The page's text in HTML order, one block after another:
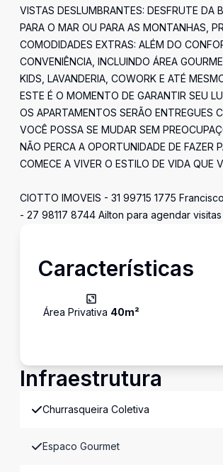
VISTAS DESLUMBRANTES: DESFRUTE DA
PARA O MAR OU PARA AS MONTANHAS,
COMODIDADES EXTRAS: ALÉM DO
CONVENIÊNCIA, INCLUINDO ÁREA
KIDS, LAVANDERIA, COWORK E ATÉ
ESTE É O MOMENTO DE GARANTIR SEU
OS APARTAMENTOS SERÃO ENTREGUES
VOCÊ POSSA SE MUDAR SEM
NÃO PERCA A OPORTUNIDADE DE FAZER
COMECE A VIVER O ESTILO DE VIDA QUE
CIOTTO IMOVEIS - 31 99715 1775
- 27 98117 8744 Ailton para agendar visitas
Características
Área Privativa 40m²
Infraestrutura
Churrasqueira Coletiva
Espaco Gourmet